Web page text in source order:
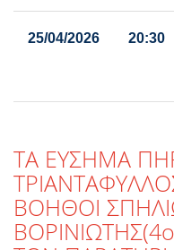
Χρήστη:5/5
25/04/2026 20:30
TA ΕΥΣΗΜΑ
ΒΟΗΘΟΙ